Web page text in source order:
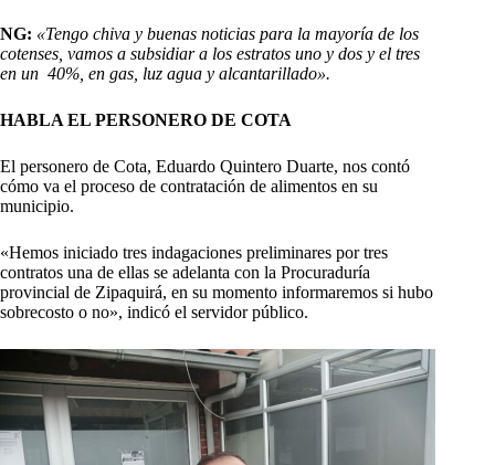
NG: «Tengo chiva y buenas noticias para la mayoría de los
cotenses, vamos a subsidiar a los estratos uno y dos y el tres
en un 40%, en gas, luz agua y alcantarillado».
HABLA EL PERSONERO DE COTA
El personero de Cota, Eduardo Quintero Duarte, nos contó
cómo va el proceso de contratación de alimentos en su
municipio.
«Hemos iniciado tres indagaciones preliminares por tres
contratos una de ellas se adelanta con la Procuraduría
provincial de Zipaquirá, en su momento informaremos si hubo
sobrecosto o no», indicó el servidor público.